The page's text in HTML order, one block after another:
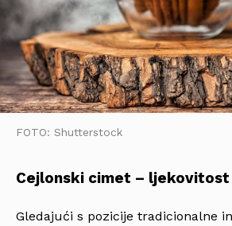
FOTO: Shutterstock
Cejlonski cimet – ljekovitost
Gledajući s pozicije tradicionalne